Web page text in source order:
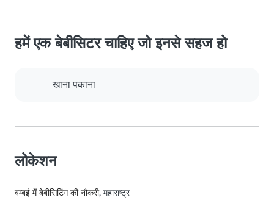
हमें एक बेबीसिटर चाहिए जो इनसे सहज हो
खाना पकाना
लोकेशन
बम्बई में बेबीसिटिंग की नौकरी, महाराष्ट्र